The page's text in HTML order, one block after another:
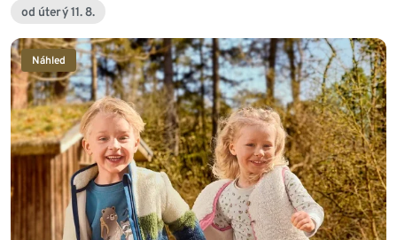
od úterý 11. 8.
Náhled